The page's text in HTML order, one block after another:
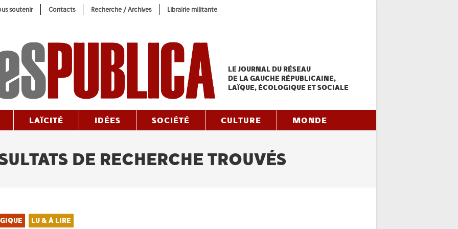
soutenir Contacts Recherche / Archives Librairie militante
LE JOURNAL DU RÉSEAU
DE LA GAUCHE RÉPUBLICAINE,
LAÏQUE, ÉCOLOGIQUE ET SOCIALE
LAÏCITÉ IDÉES SOCIÉTÉ CULTURE MONDE
DE RECHERCHE TROUVÉS
LU & À LIRE